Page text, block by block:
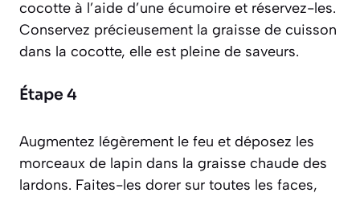
cocotte à l’aide d’une écumoire et réservez-les.
Conservez précieusement la graisse de cuisson
dans la cocotte, elle est pleine de saveurs.
Étape 4
Augmentez légèrement le feu et déposez les
morceaux de lapin dans la graisse chaude des
lardons. Faites-les dorer sur toutes les faces,